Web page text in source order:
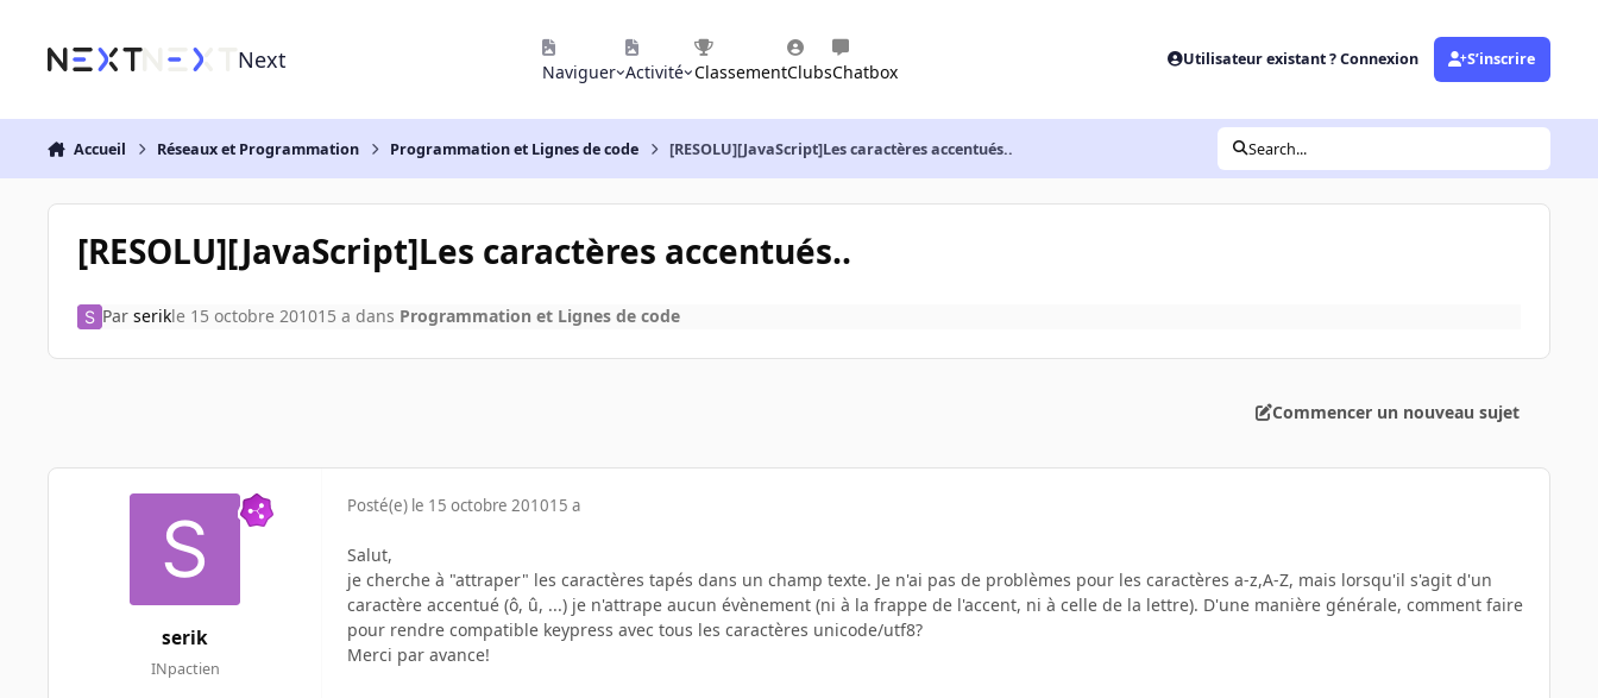
Next Naviguer Activité ClassementClubsChatbox
Utilisateur existant ? Connexion S’inscrire
Accueil Réseaux et Programmation Programmation et Lignes de code [RESOLU][JavaScript]Les caractères accentués.. Search...
[RESOLU][JavaScript]Les caractères accentués..
Par serikle 15 octobre 201015 a dans Programmation et Lignes de code
Commencer un nouveau sujet
serik
INpactien
Posté(e) le 15 octobre 201015 a
Salut,
je cherche à "attraper" les caractères tapés dans un champ texte. Je n'ai pas de problèmes pour les caractères a-z,A-Z, mais lorsqu'il s'agit d'un
caractère accentué (ô, û, ...) je n'attrape aucun évènement (ni à la frappe de l'accent, ni à celle de la lettre). D'une manière générale, comment faire
pour rendre compatible keypress avec tous les caractères unicode/utf8?
Merci par avance!